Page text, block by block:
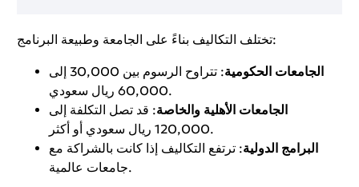
تختلف التكاليف بناءً على الجامعة وطبيعة البرنامج:
الجامعات الحكومية
: تتراوح الرسوم بين 30,000 إلى
60,000 ريال سعودي.
الجامعات الأهلية والخاصة: قد تصل التكلفة إلى
120,000 ريال سعودي أو أكثر.
البرامج الدولية: ترتفع التكاليف إذا كانت بالشراكة مع
جامعات عالمية.